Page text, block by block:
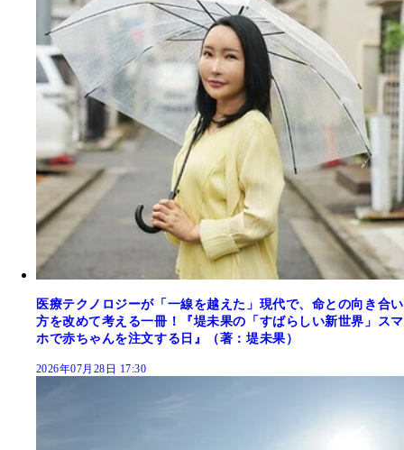
医療テクノロジーが「一線を越えた」現代で、命との向き合い
方を改めて考える一冊！『堤未果の「すばらしい新世界」スマ
ホで赤ちゃんを注文する日』（著：堤未果）
2026年07月28日 17:30